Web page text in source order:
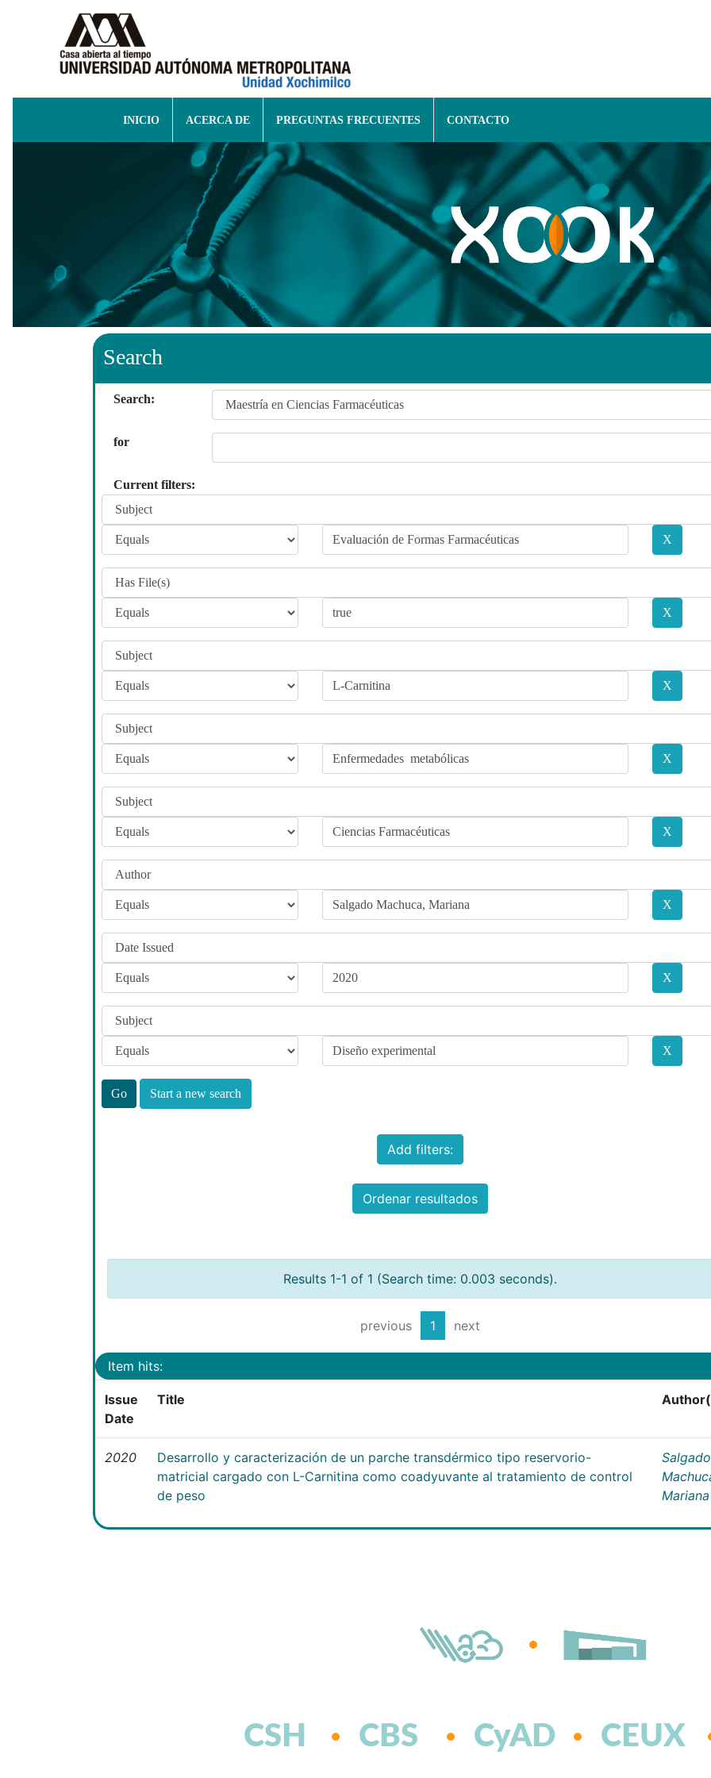
INICIO ACERCA DE PREGUNTAS FRECUENTES CONTACTO
Search
Search:
for
Current filters:
Start a new search
Add filters:
Ordenar resultados
Results 1-1 of 1 (Search time: 0.003 seconds).
previous 1 next
Item hits:
Issue
Date
Title
2020
Desarrollo y caracterización de un parche transdérmico tipo reservorio-
matricial cargado con L-Carnitina como coadyuvante al tratamiento de control
de peso
Salgado
Mariana
CSH CBS CyAD CEUX